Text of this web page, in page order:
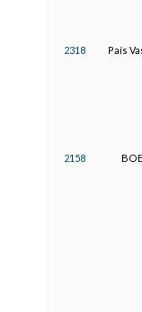
2318 País
2158 BOE